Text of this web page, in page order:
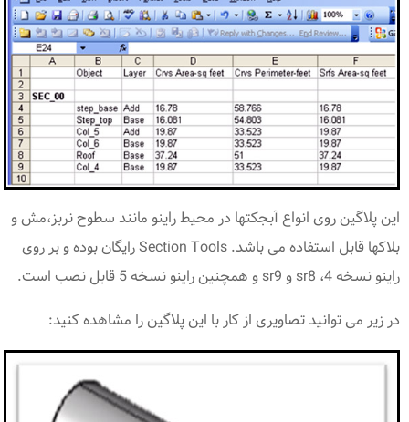
این پلاگین روی انواع آبجکتها در محیط راینو مانند سطوح نربز،مش و
بلاکها قابل استفاده می باشد. Section Tools رایگان بوده و بر روی
راینو نسخه 4، sr8 و sr9 و همچنین راینو نسخه 5 قابل نصب است.
در زیر می توانید تصاویری از کار با این پلاگین را مشاهده کنید: